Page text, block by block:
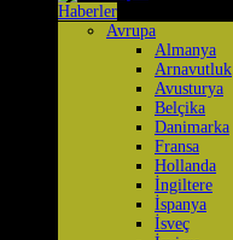
Haberler
Avrupa
Almanya
Arnavutluk
Avusturya
Belçika
Danimarka
Fransa
Hollanda
İngiltere
İspanya
İsveç